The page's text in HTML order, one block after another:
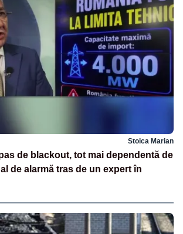
Stoica Marian
de blackout, tot mai dependentă de
de alarmă tras de un expert în